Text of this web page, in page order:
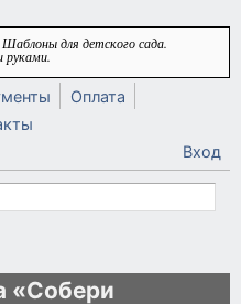
для детского сада.
руками.
Оплата
Вход
«Собери